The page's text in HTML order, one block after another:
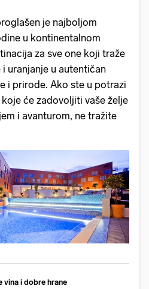
je najboljom
u kontinentalnom
za sve one koji traže
uranjanje u autentičan
i prirode. Ako ste u potrazi
će zadovoljiti vaše želje
i avanturom, ne tražite
vina i dobre hrane